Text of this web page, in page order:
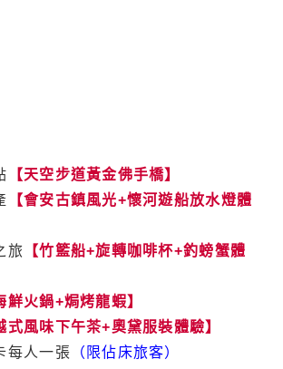
【天空步道黃金佛手橋】
【會安古鎮風光+懷河遊船放水燈體
旅 【竹籃船+旋轉咖啡杯+釣螃蟹體
鮮火鍋+焗烤龍蝦】
式風味下午茶+奧黛服裝體驗】
每人一張 （限佔床旅客）